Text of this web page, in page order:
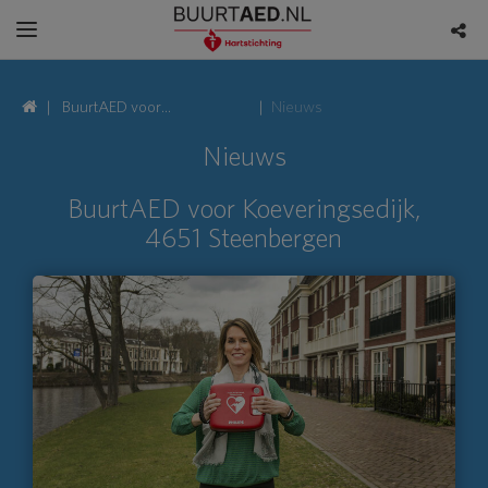
BuurtAED voor
Koeveringsedijk, 4651
Nieuws
Nieuws
BuurtAED voor Koeveringsedijk,
4651 Steenbergen